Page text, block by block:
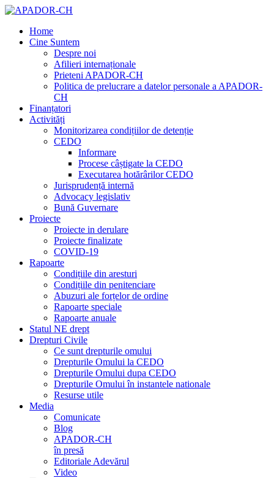
Home
Cine Suntem
Despre noi
Afilieri internaționale
Prieteni APADOR-CH
Politica de prelucrare a datelor personale a APADOR-
CH
Finanțatori
Activități
Monitorizarea condițiilor de detenție
CEDO
Informare
Procese câștigate la CEDO
Executarea hotărârilor CEDO
Jurisprudență internă
Advocacy legislativ
Bună Guvernare
Proiecte
Proiecte in derulare
Proiecte finalizate
COVID-19
Rapoarte
Condițiile din aresturi
Condițiile din penitenciare
Abuzuri ale forțelor de ordine
Rapoarte speciale
Rapoarte anuale
Statul NE drept
Drepturi Civile
Ce sunt drepturile omului
Drepturile Omului la CEDO
Drepturile Omului dupa CEDO
Drepturile Omului în instantele nationale
Resurse utile
Media
Comunicate
Blog
APADOR-CH
în presă
Editoriale Adevărul
Video